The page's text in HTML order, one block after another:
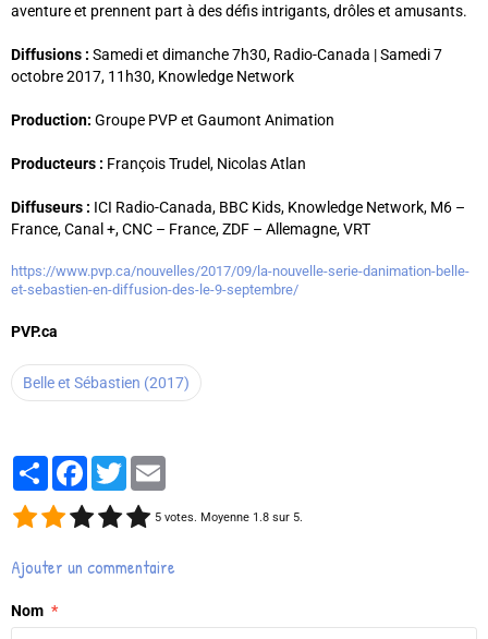
aventure et prennent part à des défis intrigants, drôles et amusants.
Diffusions : Samedi et dimanche 7h30, Radio-Canada | Samedi 7
octobre 2017, 11h30, Knowledge Network
Production: Groupe PVP et Gaumont Animation
Producteurs : François Trudel, Nicolas Atlan
Diffuseurs : ICI Radio-Canada, BBC Kids, Knowledge Network, M6 –
France, Canal +, CNC – France, ZDF – Allemagne, VRT
https://www.pvp.ca/nouvelles/2017/09/la-nouvelle-serie-danimation-belle-
et-sebastien-en-diffusion-des-le-9-septembre/
PVP.ca
Belle et Sébastien (2017)
PartagerFacebook
Twitter
5 votes. Moyenne 1.8 sur 5.
Ajouter un commentaire
Nom